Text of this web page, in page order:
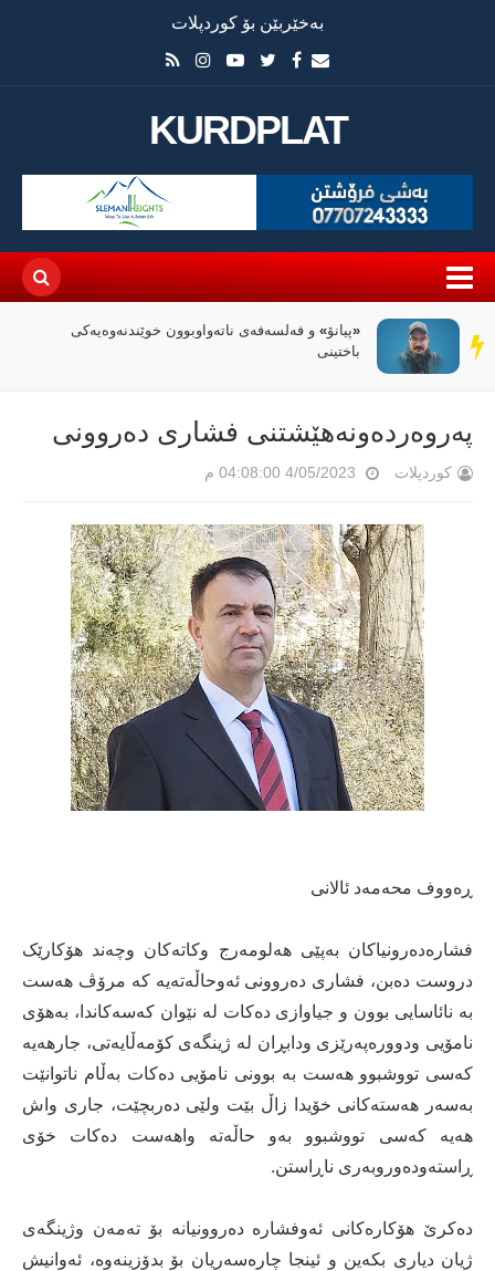
بەخێربێن بۆ کوردپلات
KURDPLAT
سەر
دێڕ
«پیانۆ» و فەلسەفەی ناتەواوبوون خوێندنەوەیەکی
باختینی
پەروەردەونەهێشتنی فشاری دەروونی
کوردپلات 4/05/2023 04:08:00 م
ڕەووف محەمەد ئالانی
فشارەدەرونیاکان بەپێی هەلومەرج وکاتەکان وچەند هۆکارێک
دروست دەبن، فشاری دەروونی ئەوحاڵەتەیە کە مرۆڤ هەست
بە نائاسایی بوون و جیاوازی دەکات لە نێوان کەسەکاندا، بەهۆی
نامۆیی ودوورەپەرێزی ودابڕان لە ژینگەی کۆمەڵایەتی، جارهەیە
کەسی تووشبوو هەست بە بوونی نامۆیی دەکات بەڵام ناتوانێت
بەسەر هەستەکانی خۆیدا زاڵ بێت ولێی دەربچێت، جاری واش
هەیە کەسی تووشبوو بەو حاڵەتە واهەست دەکات خۆی
ڕاستەودەوروبەری ناڕاستن.
دەکرێ هۆکارەکانی ئەوفشارە دەروونیانە بۆ تەمەن وژینگەی
ژیان دیاری بکەین و ئینجا چارەسەریان بۆ بدۆزینەوە، ئەوانیش